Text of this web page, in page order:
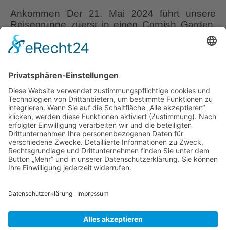
Ankommen Der 21. Mai 2024 führt unsere
Reisegruppe zuerst in einen Cornish Garden,
dann jedoch direkt an die Küste und ans Meer!
Als wir vom Bus aussteigen, stehen wir
die Hafenmole mit dem Leuchtturm.
Türkisfarbenes Meer rahmt diese schöne
Szenerie ein. Der…Fisch,
Möwe,
Kunst
und
Cornish
Pasty
in
Ives,
Liebe Leser! Ihr könnt euch per E-Mail
informieren lassen, wenn neue Artikel auf
Wurzerlsgarten erscheinen.Folgt dafür einfach
diesem Link und gebt dort eure E-Mailadresse
4. Oktober 2024